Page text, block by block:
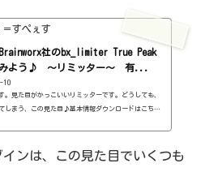
＝すぺぇす
社のbx_limiter True Peak
みよう♪ ～リミッター～ 有...
10
。見た目がかっこいいリミッターです。どうしても、
しまう、この見た目♪基本情報ダウンロードはこち
フトからインストール見た目はこんな感じ。わからな
出てきたら、こちらで確認を。https://sss-music.xy
ンは、この見た目でいくつも